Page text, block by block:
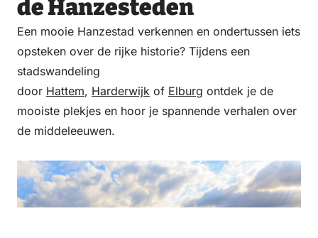
de Hanzesteden
Een mooie Hanzestad verkennen en ondertussen iets
opsteken over de rijke historie? Tijdens een
stadswandeling
door Hattem, Harderwijk of Elburg ontdek je de
mooiste plekjes en hoor je spannende verhalen over
de middeleeuwen.